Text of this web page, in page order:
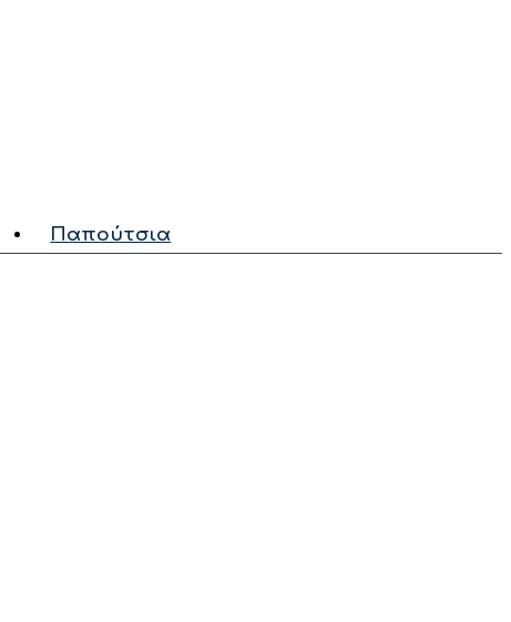
Παπούτσια